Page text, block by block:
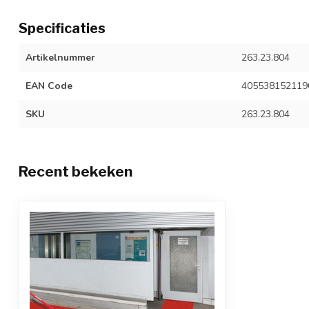
Specificaties
Artikelnummer 263.23.804
EAN Code
SKU 263.23.804
Recent bekeken